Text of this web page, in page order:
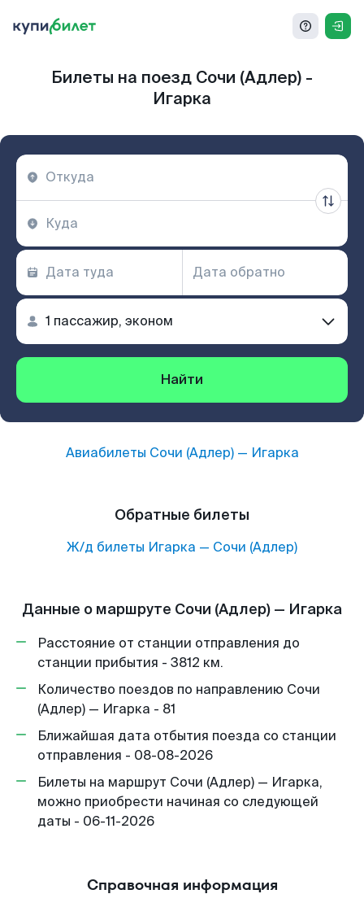
Билеты на поезд Сочи (Адлер) -
Игарка
Найти
Авиабилеты Сочи (Адлер)— Игарка
Обратные билеты
Ж/д билеты Игарка — Сочи (Адлер)
Данные о маршруте Сочи (Адлер) — Игарка
Расстояние от станции отправления до
станции прибытия - 3812 км.
Количество поездов по направлению Сочи
(Адлер) — Игарка - 81
Ближайшая дата отбытия поезда со станции
отправления - 08-08-2026
Билеты на маршрут Сочи (Адлер) — Игарка,
можно приобрести начиная со следующей
даты - 06-11-2026
Справочная информация